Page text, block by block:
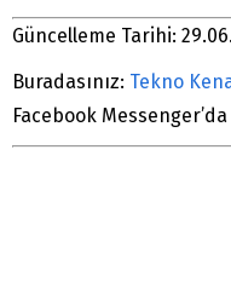
Güncelleme Tarihi:
Buradasınız: Tekno
Facebook